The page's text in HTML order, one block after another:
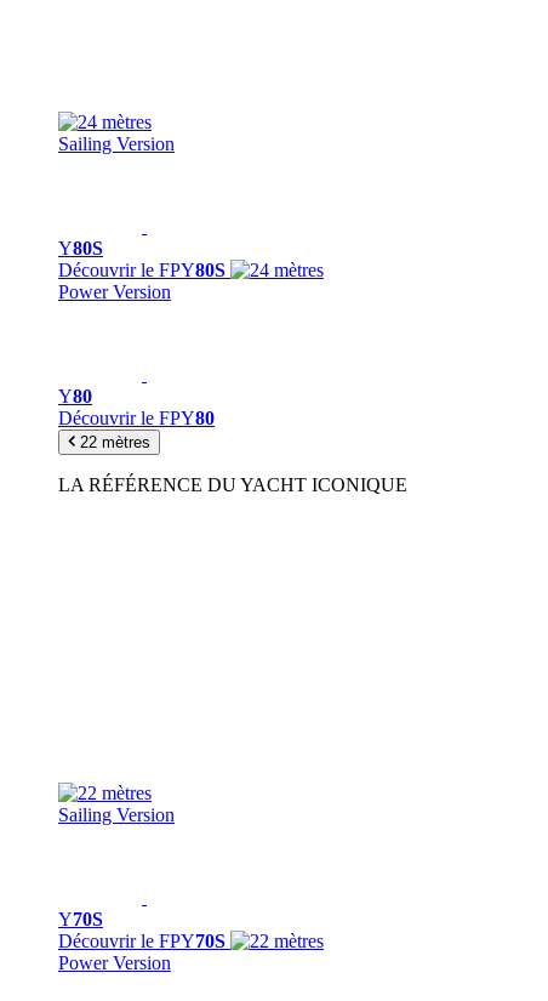
Sailing Version
Y80S
Découvrir le FPY80S
Power Version
Y80
Découvrir le FPY80
22 mètres
LA RÉFÉRENCE DU YACHT ICONIQUE
Sailing Version
Y70S
Découvrir le FPY70S
Power Version